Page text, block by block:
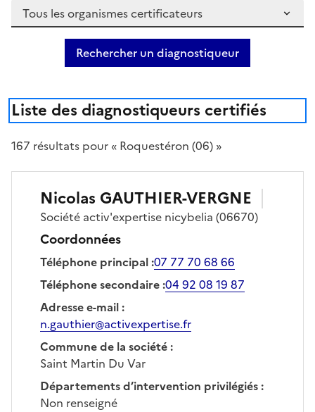
Rechercher un diagnostiqueur
Liste des diagnostiqueurs certifiés
167 résultats pour « Roquestéron (06) »
Nicolas GAUTHIER-VERGNE
Société activ'expertise nicybelia (06670)
Coordonnées
Téléphone principal:07 77 70 68 66
Téléphone secondaire:04 92 08 19 87
Adresse e-mail:
n.gauthier@activexpertise.fr
Commune de la société:
Saint Martin Du Var
Départements d’intervention privilégiés:
Non renseigné